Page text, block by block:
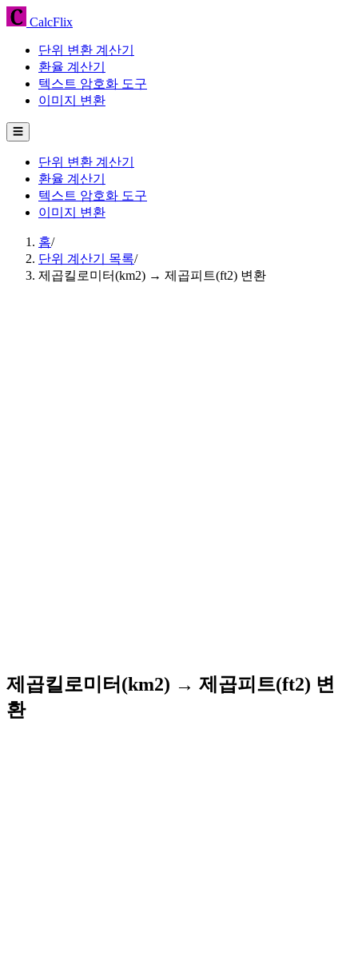
CalcFlix
단위 변환 계산기
환율 계산기
텍스트 암호화 도구
이미지 변환
☰
단위 변환 계산기
환율 계산기
텍스트 암호화 도구
이미지 변환
홈/
단위 계산기 목록/
제곱킬로미터(km2) → 제곱피트(ft2) 변환
제곱킬로미터(km2) → 제곱피트(ft2) 변
환